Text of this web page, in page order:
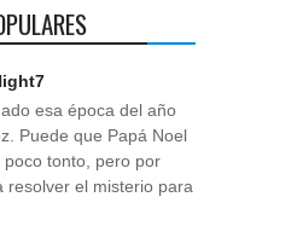
esa época del año
Puede que Papá Noel
poco tonto, pero por
resolver el misterio para